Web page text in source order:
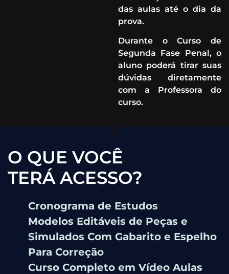
das aulas até o dia da
prova.
Durante o Curso de
Segunda Fase Penal, o
aluno poderá tirar suas
dúvidas diretamente
com a Professora do
curso.
O QUE VOCÊ
TERÁ ACESSO?
Cronograma de Estudos
Modelos Editáveis de Peças e
Simulados Com Gabarito e Espelho
Para Correção
Curso Completo em Vídeo Aulas